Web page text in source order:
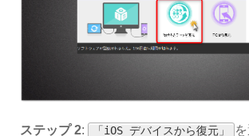
ステップ 2: 「iOS デバイスから復元」